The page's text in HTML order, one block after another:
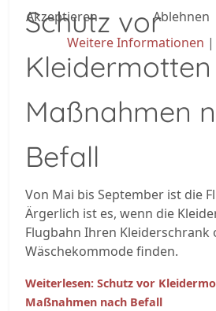
Schutz vor
Maßnahmen
Befall
Von Mai bis September ist die
Ärgerlich ist es, wenn die
Flugbahn Ihren Kleiderschrank
Wäschekommode finden.
Weiterlesen: Schutz vor
Maßnahmen nach Befall
Akzeptieren
Ablehnen
Weitere Informationen |